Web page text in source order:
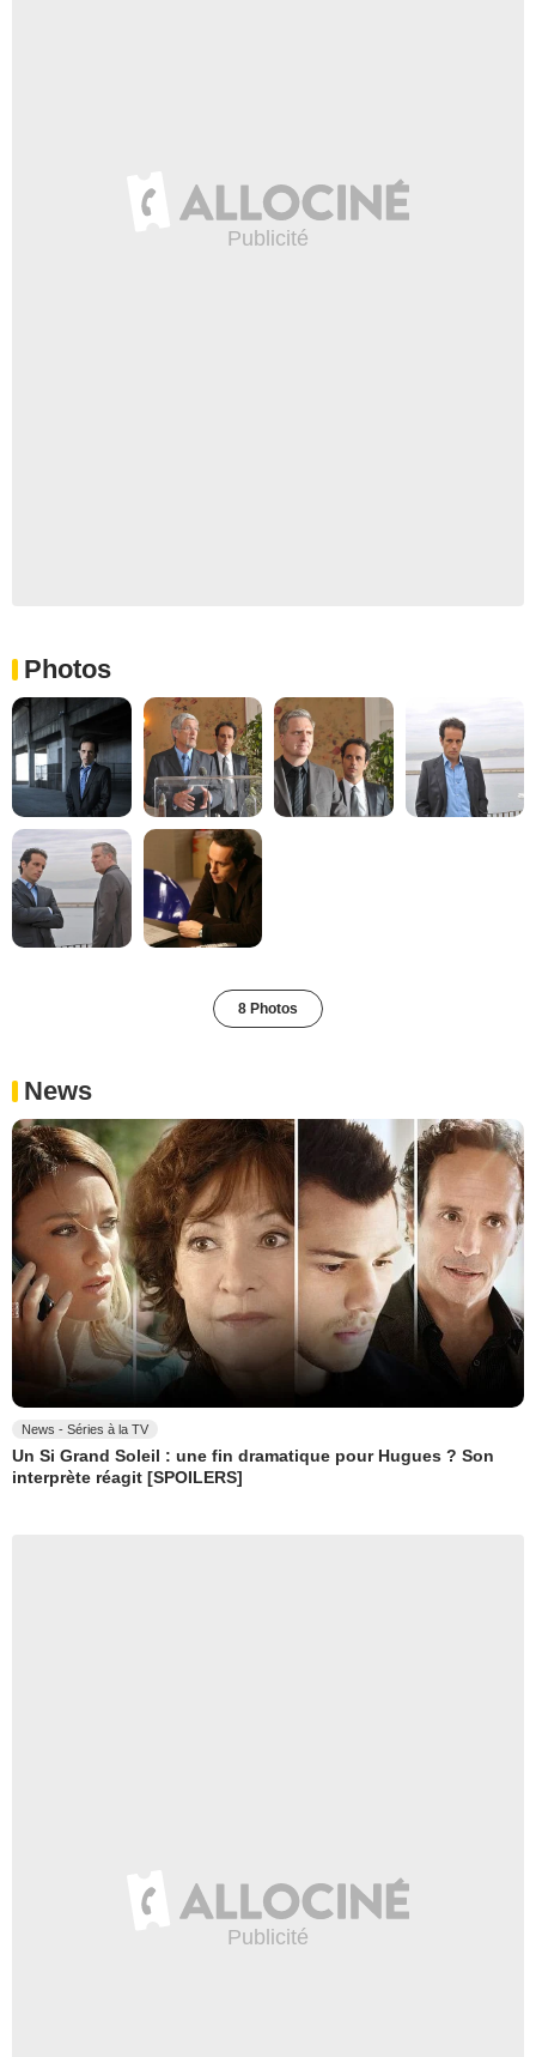
Photos
8 Photos
News
News - Séries à la TV
Un Si Grand Soleil : une fin dramatique pour Hugues ? Son
interprète réagit [SPOILERS]